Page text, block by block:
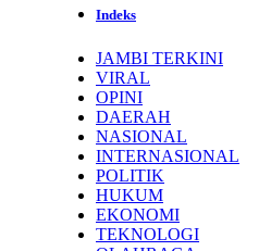
Indeks
JAMBI TERKINI
VIRAL
OPINI
DAERAH
NASIONAL
INTERNASIONAL
POLITIK
HUKUM
EKONOMI
TEKNOLOGI